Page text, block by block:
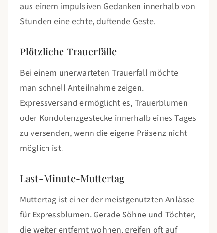
aus einem impulsiven Gedanken innerhalb von
Stunden eine echte, duftende Geste.
Plötzliche Trauerfälle
Bei einem unerwarteten Trauerfall möchte
man schnell Anteilnahme zeigen.
Expressversand ermöglicht es, Trauerblumen
oder Kondolenzgestecke innerhalb eines Tages
zu versenden, wenn die eigene Präsenz nicht
möglich ist.
Last-Minute-Muttertag
Muttertag ist einer der meistgenutzten Anlässe
für Expressblumen. Gerade Söhne und Töchter,
die weiter entfernt wohnen, greifen oft auf